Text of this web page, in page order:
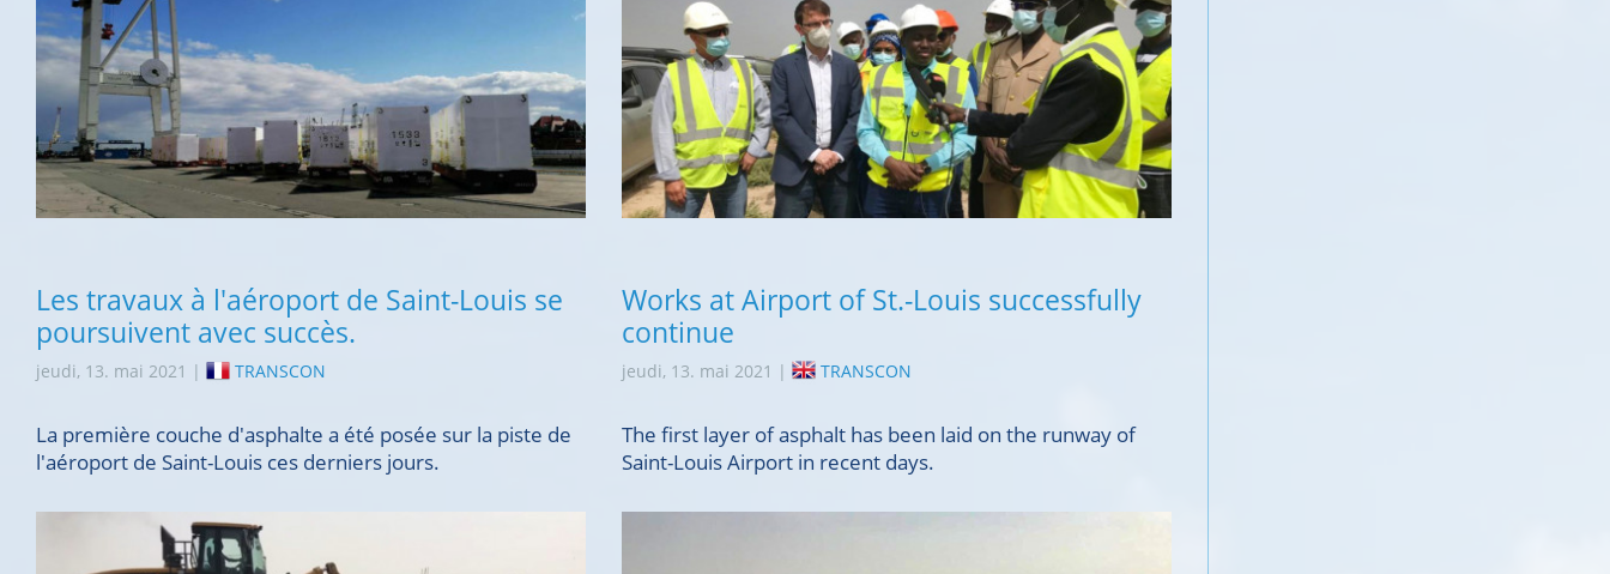
Les travaux à l'aéroport de Saint-Louis se
poursuivent avec succès.
jeudi, 13. mai 2021 | TRANSCON
La première couche d'asphalte a été posée sur la piste de
l'aéroport de Saint-Louis ces derniers jours.
Works at Airport of St.-Louis successfully
continue
jeudi, 13. mai 2021 | TRANSCON
The first layer of asphalt has been laid on the runway of
Saint-Louis Airport in recent days.